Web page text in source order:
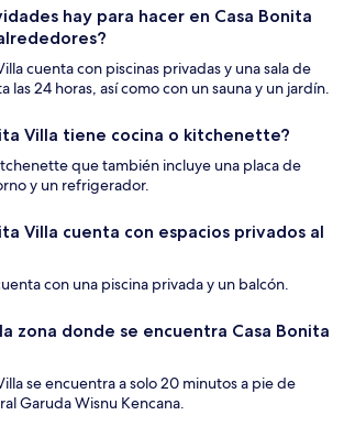
hay para hacer en Casa Bonita
cuenta con piscinas privadas y una sala de
las 24 horas, así como con un sauna y un jardín.
Villa tiene cocina o kitchenette?
que también incluye una placa de
y un refrigerador.
Villa cuenta con espacios privados al
con una piscina privada y un balcón.
zona donde se encuentra Casa Bonita
se encuentra a solo 20 minutos a pie de
Garuda Wisnu Kencana.